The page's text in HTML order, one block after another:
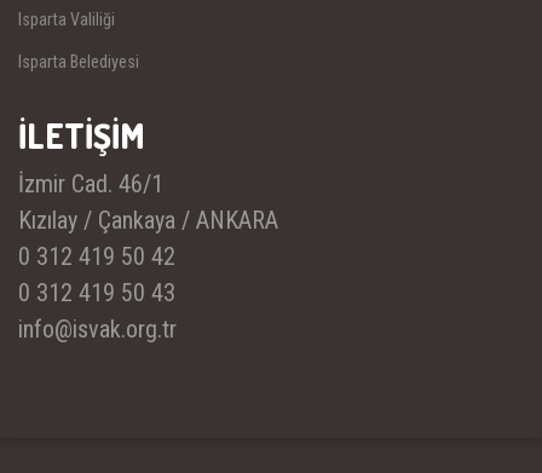
Isparta Valiliği
Isparta Belediyesi
İLETİŞİM
İzmir Cad. 46/1
Kızılay / Çankaya / ANKARA
0 312 419 50 42
0 312 419 50 43
info@isvak.org.tr